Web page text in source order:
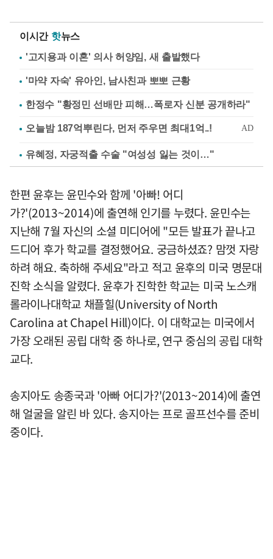
이시간 핫뉴스
'고지용과 이혼' 의사 허양임, 새 출발했다
'마약 자숙' 유아인, 남사친과 뽀뽀 근황
한정수 "황정민 선배만 피해…폭로자 신분 공개하라"
유혜정, 자궁적출 수술 "여성성 잃는 것이…"
한편 윤후는 윤민수와 함께 '아빠! 어디
가?'(2013~2014)에 출연해 인기를 누렸다. 윤민수는
지난해 7월 자신의 소셜 미디어에 "모든 발표가 끝나고
드디어 후가 학교를 결정했어요. 궁금하셨죠? 맘껏 자랑
하려 해요. 축하해 주세요"라고 적고 윤후의 미국 명문대
진학 소식을 알렸다. 윤후가 진학한 학교는 미국 노스캐
롤라이나대학교 채플힐(University of North
Carolina at Chapel Hill)이다. 이 대학교는 미국에서
가장 오래된 공립 대학 중 하나로, 연구 중심의 공립 대학
교다.
송지아도 송종국과 '아빠 어디가?'(2013~2014)에 출연
해 얼굴을 알린 바 있다. 송지아는 프로 골프선수를 준비
중이다.